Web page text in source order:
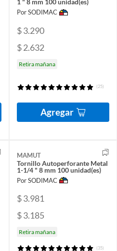
1 " 8 mm 100 unidad(es)
Por SODIMAC
$ 3.290
$ 2.632
Retira mañana
(25)
Agregar
MAMUT
Tornillo Autoperforante Metal
1-1/4 " 8 mm 100 unidad(es)
Por SODIMAC
$ 3.981
$ 3.185
Retira mañana
(35)